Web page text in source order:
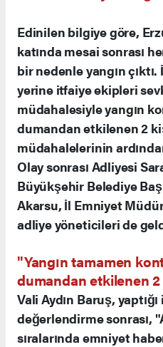
Edinilen bilgiye göre,
katında mesai sonrası
bir nedenle yangın
yerine itfaiye ekipleri
müdahalesiyle yangın
dumandan etkilenen 2
müdahalelerinin
Olay sonrası Adliyesi
Büyükşehir Belediye
Akarsu, İl Emniyet
adliye yöneticileri de
"Yangın tamamen
dumandan etkilenen
Vali Aydın Baruş,
değerlendirme sonrası,
sıralarında emniyet